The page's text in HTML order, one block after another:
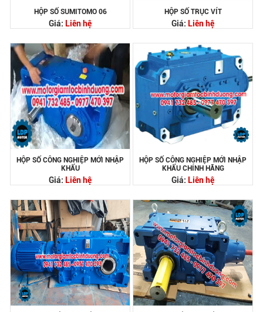
HỘP SỐ SUMITOMO 06
Giá: Liên hệ
HỘP SỐ TRỤC VÍT
Giá: Liên hệ
HỘP SỐ CÔNG NGHIỆP MỚI NHẬP
KHẨU
Giá: Liên hệ
HỘP SỐ CÔNG NGHIỆP MỚI NHẬP
KHẨU CHÍNH HÃNG
Giá: Liên hệ